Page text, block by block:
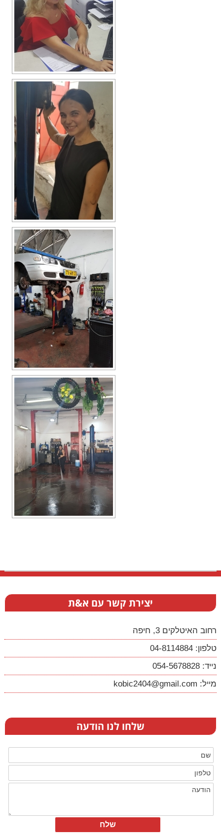
יצירת קשר עם א&ת
רחוב האיטלקים 3, חיפה
טלפון: 04-8114884
נייד: 054-5678828
מייל: kobic2404@gmail.com
שלחו לנו הודעה